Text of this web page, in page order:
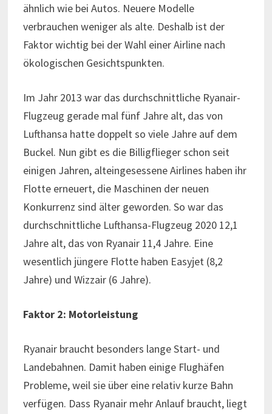
ähnlich wie bei Autos. Neuere Modelle
verbrauchen weniger als alte. Deshalb ist der
Faktor wichtig bei der Wahl einer Airline nach
ökologischen Gesichtspunkten.
Im Jahr 2013 war das durchschnittliche Ryanair-
Flugzeug gerade mal fünf Jahre alt, das von
Lufthansa hatte doppelt so viele Jahre auf dem
Buckel. Nun gibt es die Billigflieger schon seit
einigen Jahren, alteingesessene Airlines haben ihr
Flotte erneuert, die Maschinen der neuen
Konkurrenz sind älter geworden. So war das
durchschnittliche Lufthansa-Flugzeug 2020 12,1
Jahre alt, das von Ryanair 11,4 Jahre. Eine
wesentlich jüngere Flotte haben Easyjet (8,2
Jahre) und Wizzair (6 Jahre).
Faktor 2: Motorleistung
Ryanair braucht besonders lange Start- und
Landebahnen. Damit haben einige Flughäfen
Probleme, weil sie über eine relativ kurze Bahn
verfügen. Dass Ryanair mehr Anlauf braucht, liegt